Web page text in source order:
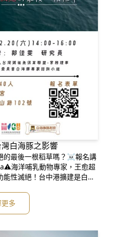
白海豚之影響
的最後一根稻草嗎？☠️報名講
海洋哺乳動物專家，王愈超
性滅絕！台中港擴建是白海
」🧐而填海造陸、外廓防波
的是什麼？又會對台灣特有
海豚，產生什麼影響？是否有
講，帶你了解。👉講座
多